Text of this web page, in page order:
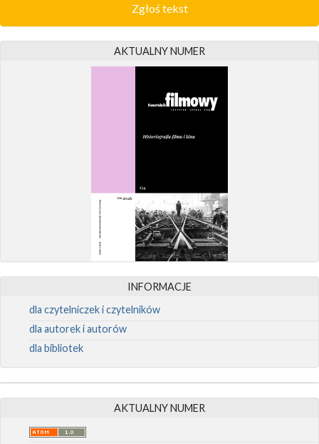
Zgłoś tekst
AKTUALNY NUMER
INFORMACJE
dla czytelniczek i czytelników
dla autorek i autorów
dla bibliotek
AKTUALNY NUMER